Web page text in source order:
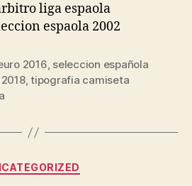
2016, seleccion española
,tipografia camiseta
Categorías